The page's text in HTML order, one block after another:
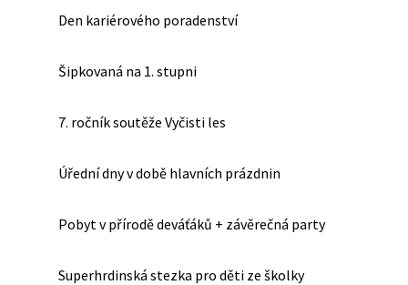
Den kariérového poradenství
Šipkovaná na 1. stupni
7. ročník soutěže Vyčisti les
Úřední dny v době hlavních prázdnin
Pobyt v přírodě deváťáků + závěrečná party
Superhrdinská stezka pro děti ze školky